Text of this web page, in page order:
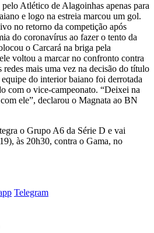
Atlético de Alagoinhas apenas para
e logo na estreia marcou um gol.
no retorno da competição após
do coronavírus ao fazer o tento da
o Carcará na briga pela
voltou a marcar no confronto contra
redes mais uma vez na decisão do título
do interior baiano foi derrotada
com o vice-campeonato. “Deixei na
ele”, declarou o Magnata ao BN
o Grupo A6 da Série D e vai
às 20h30, contra o Gama, no
Telegram